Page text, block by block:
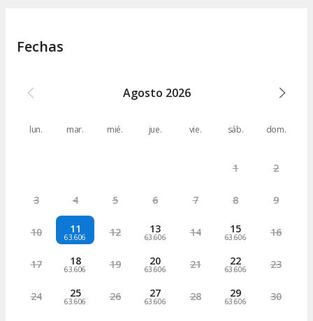
Fechas
Agosto 2026
lun. mar. mié. jue. vie. sáb. dom.
1 2
3 4 5 6 7 8 9
10 11
63.606 12 13
63.606 14 15
63.606 16
17 18
63.606 19 20
63.606 21 22
63.606 23
24 25
63.606 26 27
63.606 28 29
63.606 30